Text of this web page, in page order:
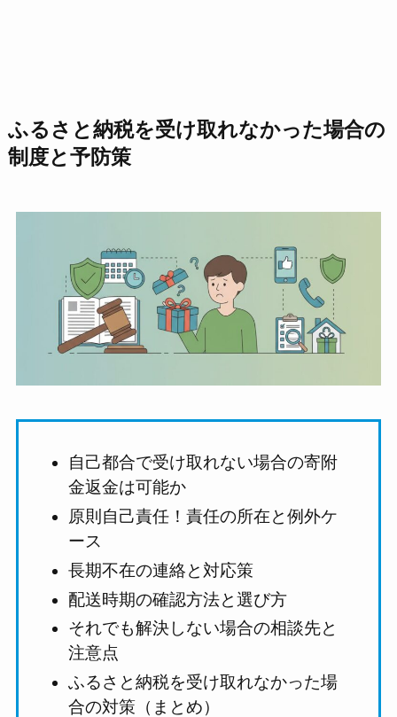
ふるさと納税を受け取れなかった場合の
制度と予防策
自己都合で受け取れない場合の寄附
金返金は可能か
原則自己責任！責任の所在と例外ケ
ース
長期不在の連絡と対応策
配送時期の確認方法と選び方
それでも解決しない場合の相談先と
注意点
ふるさと納税を受け取れなかった場
合の対策（まとめ）